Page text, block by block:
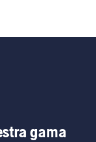
gama